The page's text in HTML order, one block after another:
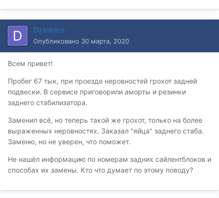
Drinkins
Опубликовано 30 марта, 2020
Всем привет!
Пробег 67 тык, при проезде неровностей грохот задней
подвески. В сервисе приговорили аморты и резинки
заднего стабилизатора.
Заменил всё, но теперь такой же грохот, только на более
выраженных неровностях. Заказал "яйца" заднего стаба.
Заменю, но не уверен, что поможет.
Не нашёл информацию по номерам задних сайлентблоков и
способах их замены. Кто что думает по этому поводу?